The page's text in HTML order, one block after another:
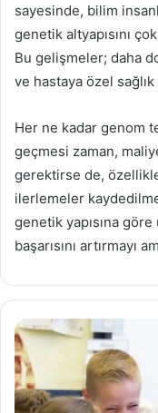
sayesinde, bilim
genetik altyapısını
Bu gelişmeler; daha
ve hastaya özel sağlık
Her ne kadar genom
geçmesi zaman,
gerektirse de,
ilerlemeler
genetik yapısına
başarısını artırmayı